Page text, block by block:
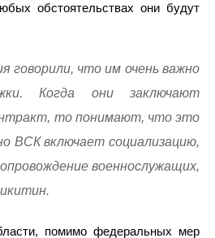
обстоятельствах они будут
говорили, что им очень важно
Когда они заключают
то понимают, что это
ВСК включает социализацию,
военнослужащих,
помимо федеральных мер